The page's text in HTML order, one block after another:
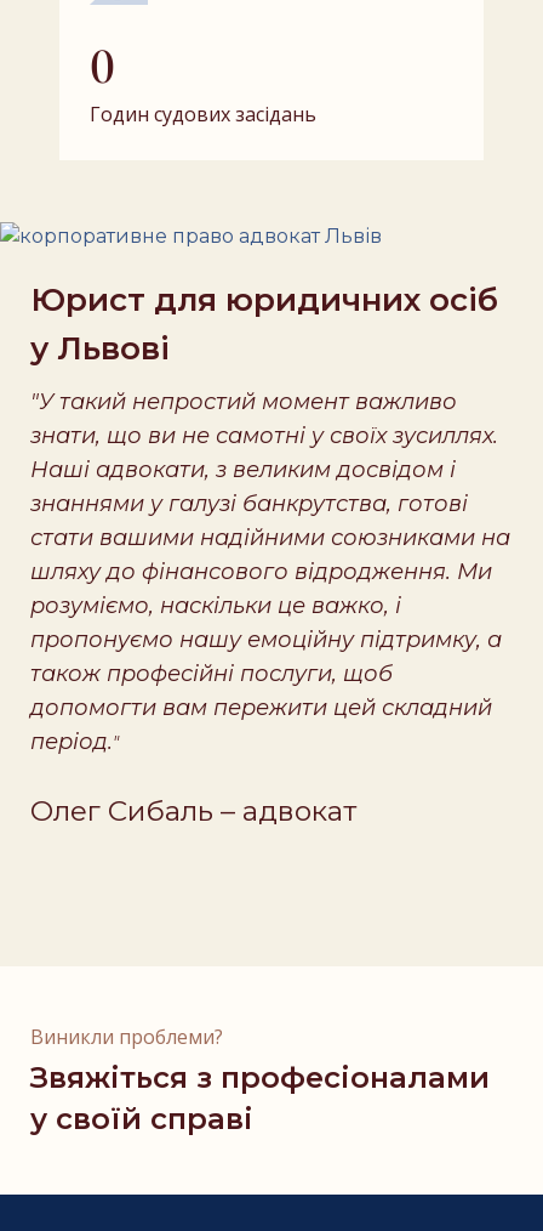
0
Годин судових засідань
Юрист для юридичних осіб
у Львові
"У такий непростий момент важливо
знати, що ви не самотні у своїх зусиллях.
Наші адвокати, з великим досвідом і
знаннями у галузі банкрутства, готові
стати вашими надійними союзниками на
шляху до фінансового відродження. Ми
розуміємо, наскільки це важко, і
пропонуємо нашу емоційну підтримку, а
також професійні послуги, щоб
допомогти вам пережити цей складний
період."
Олег Сибаль – адвокат
Виникли проблеми?
Звяжіться з професіоналами
у своїй справі